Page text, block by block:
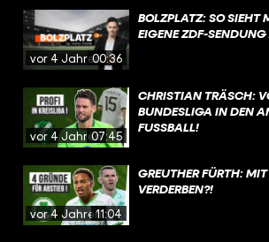
vor 4 Jahren00:36
BOLZPLATZ: SO SIEHT
EIGENE ZDF-
vor 4 Jahren07:45
CHRISTIAN TRÄSCH:
BUNDESLIGA IN DEN
FUSSBALL!
vor 4 Jahren11:04
GREUTHER FÜRTH:
VERDERBEN?!